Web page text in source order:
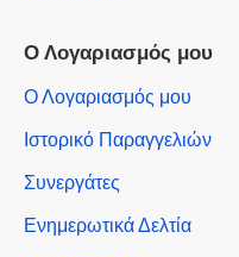
Ο Λογαριασμός μου
Ο Λογαριασμός μου
Ιστορικό Παραγγελιών
Συνεργάτες
Ενημερωτικά Δελτία